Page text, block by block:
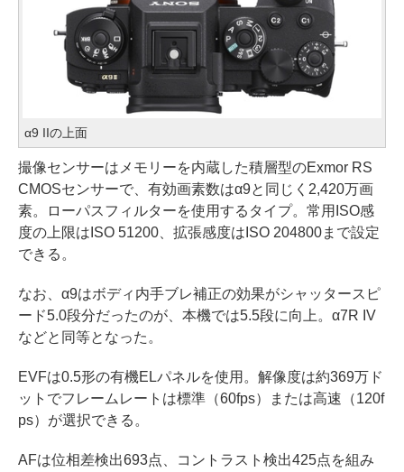
α9 IIの上面
撮像センサーはメモリーを内蔵した積層型のExmor RS
CMOSセンサーで、有効画素数はα9と同じく2,420万画
素。ローパスフィルターを使用するタイプ。常用ISO感
度の上限はISO 51200、拡張感度はISO 204800まで設定
できる。
なお、α9はボディ内手ブレ補正の効果がシャッタースピ
ード5.0段分だったのが、本機では5.5段に向上。α7R IV
などと同等となった。
EVFは0.5形の有機ELパネルを使用。解像度は約369万ド
ットでフレームレートは標準（60fps）または高速（120f
ps）が選択できる。
AFは位相差検出693点、コントラスト検出425点を組み